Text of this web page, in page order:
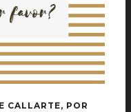
CALLARTE, POR